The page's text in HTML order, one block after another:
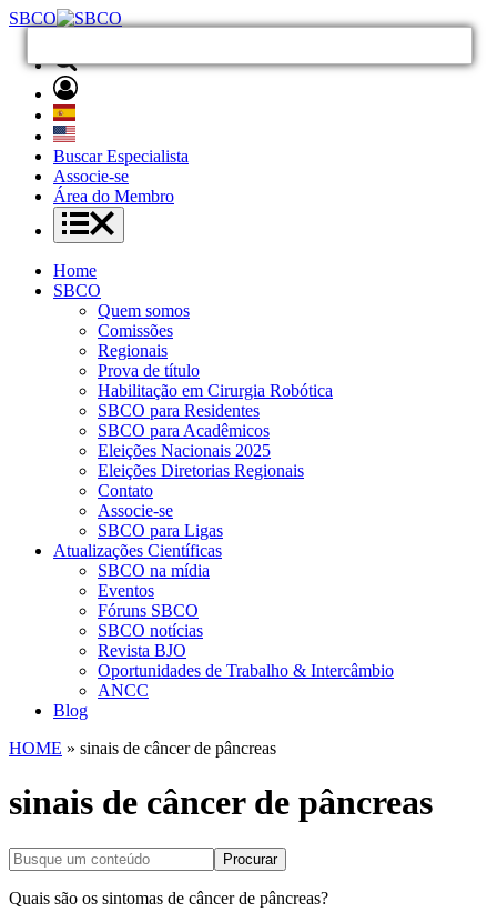
SBCO
Buscar Especialista
Associe-se
Área do Membro
Home
SBCO
Quem somos
Comissões
Regionais
Prova de título
Habilitação em Cirurgia Robótica
SBCO para Residentes
SBCO para Acadêmicos
Eleições Nacionais 2025
Eleições Diretorias Regionais
Contato
Associe-se
SBCO para Ligas
Atualizações Científicas
SBCO na mídia
Eventos
Fóruns SBCO
SBCO notícias
Revista BJO
Oportunidades de Trabalho & Intercâmbio
ANCC
Blog
HOME » sinais de câncer de pâncreas
sinais de câncer de pâncreas
Procurar
Quais são os sintomas de câncer de pâncreas?